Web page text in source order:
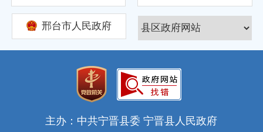
邢台市人民政府
主办：中共宁晋县委 宁晋县人民政府